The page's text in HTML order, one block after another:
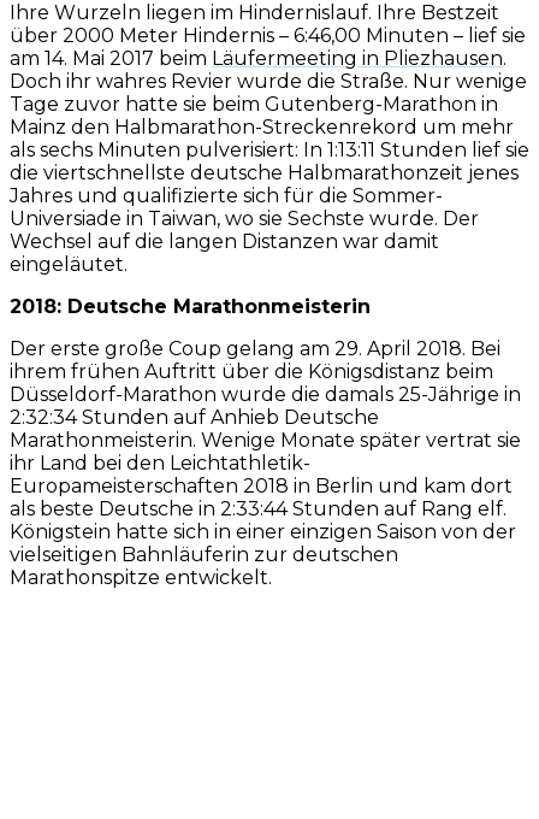
Ihre Wurzeln liegen im Hindernislauf. Ihre Bestzeit
über 2000 Meter Hindernis – 6:46,00 Minuten – lief sie
am 14. Mai 2017 beim Läufermeeting in Pliezhausen.
Doch ihr wahres Revier wurde die Straße. Nur wenige
Tage zuvor hatte sie beim Gutenberg-Marathon in
Mainz den Halbmarathon-Streckenrekord um mehr
als sechs Minuten pulverisiert: In 1:13:11 Stunden lief sie
die viertschnellste deutsche Halbmarathonzeit jenes
Jahres und qualifizierte sich für die Sommer-
Universiade in Taiwan, wo sie Sechste wurde. Der
Wechsel auf die langen Distanzen war damit
eingeläutet.
2018: Deutsche Marathonmeisterin
Der erste große Coup gelang am 29. April 2018. Bei
ihrem frühen Auftritt über die Königsdistanz beim
Düsseldorf-Marathon wurde die damals 25-Jährige in
2:32:34 Stunden auf Anhieb Deutsche
Marathonmeisterin. Wenige Monate später vertrat sie
ihr Land bei den Leichtathletik-
Europameisterschaften 2018 in Berlin und kam dort
als beste Deutsche in 2:33:44 Stunden auf Rang elf.
Königstein hatte sich in einer einzigen Saison von der
vielseitigen Bahnläuferin zur deutschen
Marathonspitze entwickelt.